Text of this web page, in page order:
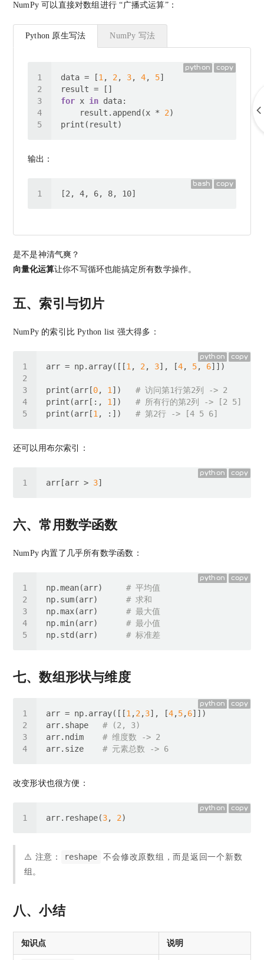
NumPy 可以直接对数组进行 “广播式运算”：
Python 原生写法 NumPy 写法
python copy
data = [1, 2, 3, 4, 5
for x in
    result.append(x *
2
输出：
bash copy
是不是神清气爽？
向量化运算让你不写循环也能搞定所有数学操作。
五、索引与切片
NumPy 的索引比 Python list 强大得多：
python copy
arr = np.array([[1, 2, 3], [4, 5, 6
print(arr[0, 1]) # 访问第1行第2列 -> 2
print(arr[:, 1]) # 所有行的第2列 -> [2 5]
print(arr[1, :]) # 第2行 -> [4 5 6]
还可以用布尔索引：
python copy
arr[arr > 3
六、常用数学函数
NumPy 内置了几乎所有数学函数：
python copy
np.mean(arr) # 平均值
np.sum(arr) # 求和
np.max(arr) # 最大值
np.min(arr) # 最小值
np.std(arr) # 标准差
七、数组形状与维度
python copy
arr = np.array([[1,2,3], [4,5,6
arr.shape # (2, 3)
arr.ndim # 维度数 -> 2
arr.size # 元素总数 -> 6
改变形状也很方便：
python copy
arr.reshape(3, 2
⚠️ 注意： reshape
不会修改原数组，而是返回一个新数
组。
八、小结
知识点 说明